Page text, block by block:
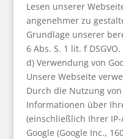
Lesen unserer
angenehmer zu
Grundlage unserer
6 Abs. S. 1 lit. f DSGVO.
d) Verwendung von
Unsere Webseite
Durch die Nutzung
Informationen über
(einschließlich Ihrer
Google (Google Inc.,